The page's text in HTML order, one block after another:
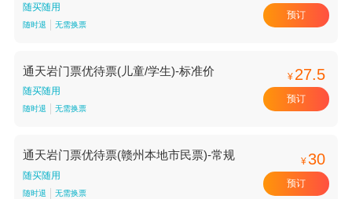
随买随用
随时退 无需换票
预订
通天岩门票优待票(儿童/学生)-标准价
随买随用
随时退 无需换票
¥ 27.5
预订
通天岩门票优待票(赣州本地市民票)-常规
随买随用
随时退 无需换票
¥30
预订